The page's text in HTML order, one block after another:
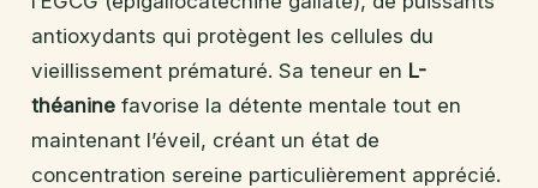
antioxydants qui protègent les cellules du
vieillissement prématuré. Sa teneur en L-
théanine favorise la détente mentale tout en
maintenant l’éveil, créant un état de
concentration sereine particulièrement apprécié.